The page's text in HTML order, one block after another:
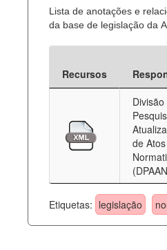
Planejamento
Deputados Estaduais
Legislação
Perguntas frequentes
Contato
Lista de anotações e
da base de legislação da
Recursos
de Atos
Etiquetas: legislação